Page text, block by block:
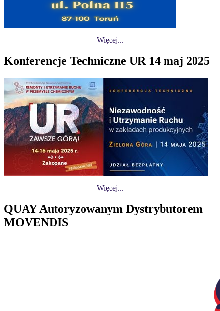
Więcej...
Konferencje Techniczne UR 14 maj 2025
Więcej...
QUAY Autoryzowanym Dystrybutorem
MOVENDIS